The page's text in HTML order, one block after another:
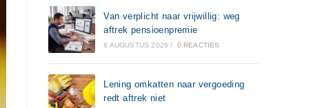
Van verplicht naar vrijwillig: weg
aftrek pensioenpremie
6 AUGUSTUS 2026 / 0 REACTIES
Lening omkatten naar vergoeding
redt aftrek niet